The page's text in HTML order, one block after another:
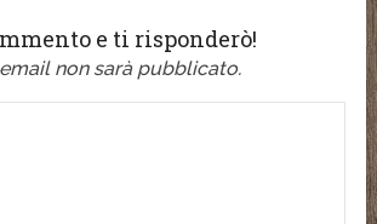
e ti risponderò!
non sarà pubblicato.